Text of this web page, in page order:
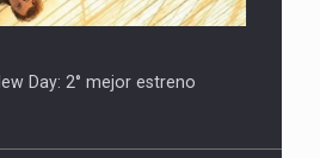
Day: 2° mejor estreno